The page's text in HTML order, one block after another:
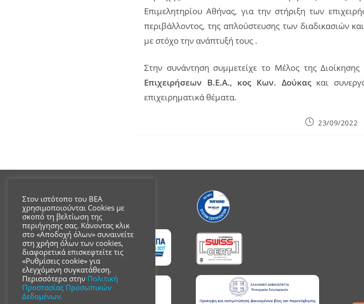
Επιμελητηρίου Αθήνας, για την στήριξη των
περιβάλλοντος, της απλούστευσης των διαδικασιών
με στόχο την ανάπτυξή τους .
Στην συνάντηση συμμετείχε το Μέλος της Διοίκησης
Επιχειρήσεων Β.Ε.Α., κος Κων. Δούκαςκαι
επιχειρηματικά θέματα.
Post23/09/2022
Στον ιστότοπο του ΒΕΑ
χρησιμοποιούνται Cookies με
σκοπό τη βελτίωση της
περιήγησης σας. Κάνοντας κλικ
στο «Αποδοχή όλων» συναινείτε
στη χρήση όλων των cookies,
διαφορετικά επισκεφτείτε τις
«Ρυθμίσεις cookie» για
ελεγχόμενη συγκατάθεση.
Περισσότερα στην Πολιτική
Προστασίας Προσωπικών
Δεδομένων.